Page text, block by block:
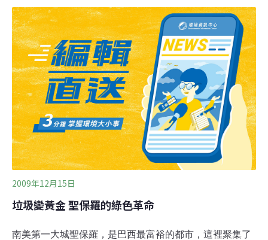
些穿戴用品，都是用洗乾淨的回收樂利包，親手縫製而來
的。提起這些用品，現在上海幾乎無人不知無人不曉，從
事社區環保教育6年多來， 姜玫瑰的工作逐漸獲得社會肯
定，受邀演講、上課不斷，最遠曾到北京、青島、成都、
馬鞍山等地，推廣她的信念。姜玫瑰說，她過去在地質隊
工作，因此對環保問題就特別在意，到了退休後搬到上
海，看到一些媽媽把休閒時間耗在打麻將、或是消費購
物，就把一些媽媽們組織起來，到處唱唱跳跳做公益，例
如有水資源日、地球日、無車日、環境日等活動，也
2009年12月15日
垃圾變黃金 聖保羅的綠色革命
南美第一大城聖保羅，是巴西最富裕的都市，這裡聚集了